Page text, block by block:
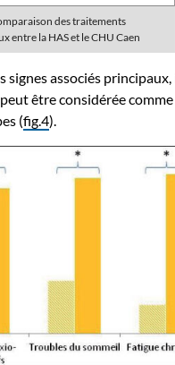
des traitements
entre la HAS et le CHU Caen
signes associés
être considérée
(fig.4).